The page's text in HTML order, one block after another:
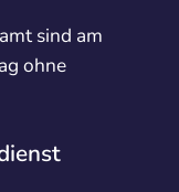
sind am
ohne